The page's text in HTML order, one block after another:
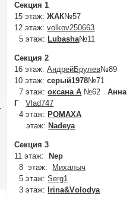
Секция 1
15 этаж:ЖАК№57
12 этаж:volkov250663
5 этаж: Lubasha№11
Секция 2
16 этаж:АндрейБрулев№89
10 этаж:серый1978№71
7 этаж:оксана А №62Анна
Г
Vlad747
4 этаж: POMAXA
этаж: Nadeya
Секция 3
11 этаж:Nep
8 этаж: Михалыч
5 этаж:Serg1
3 этаж:Irina&Vоlodyа